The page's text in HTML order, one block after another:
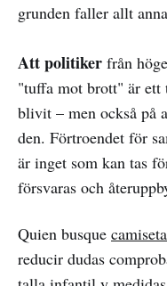
grunden faller allt
Att politiker från
"tuffa mot brott" är ett
blivit – men också på
den. Förtroendet för
är inget som kan tas
försvaras och
Quien busque
reducir dudas